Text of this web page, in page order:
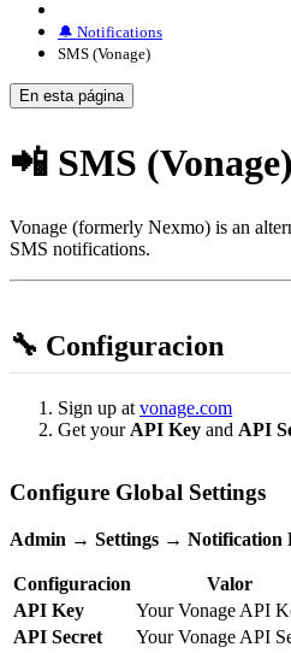
🔔 Notifications
SMS (Vonage)
En esta página
📲 SMS (Vonage)
Vonage (formerly Nexmo) is an
SMS notifications.
🔧 Configuracion
Sign up at vonage.com
Get your API Key and API
Configure Global Settings
Admin → Settings → Notification
Configuracion
Valor
API Key
Your Vonage API
API Secret
Your Vonage API